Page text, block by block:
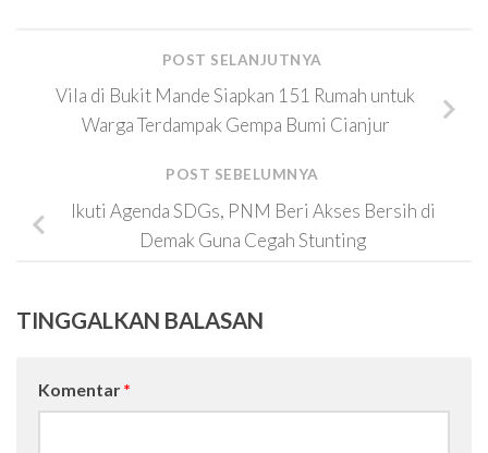
POST SELANJUTNYA
Vila di Bukit Mande Siapkan 151 Rumah untuk
Warga Terdampak Gempa Bumi Cianjur
POST SEBELUMNYA
Ikuti Agenda SDGs, PNM Beri Akses Bersih di
Demak Guna Cegah Stunting
TINGGALKAN BALASAN
Komentar *